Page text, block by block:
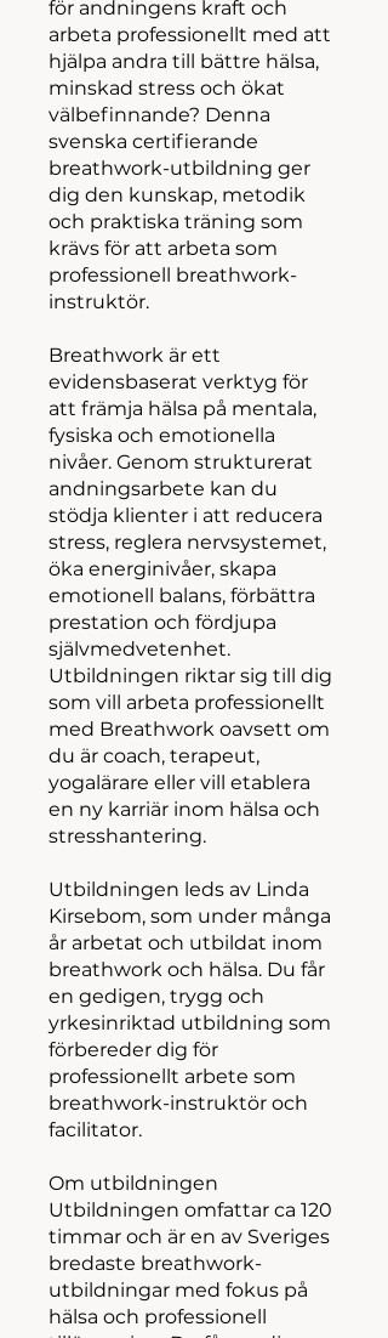
för andningens kraft och
arbeta professionellt med att
hjälpa andra till bättre hälsa,
minskad stress och ökat
välbefinnande? Denna
svenska certifierande
breathwork-utbildning ger
dig den kunskap, metodik
och praktiska träning som
krävs för att arbeta som
professionell breathwork-
instruktör.
Breathwork är ett
evidensbaserat verktyg för
att främja hälsa på mentala,
fysiska och emotionella
nivåer. Genom strukturerat
andningsarbete kan du
stödja klienter i att reducera
stress, reglera nervsystemet,
öka energinivåer, skapa
emotionell balans, förbättra
prestation och fördjupa
självmedvetenhet.
Utbildningen riktar sig till dig
som vill arbeta professionellt
med Breathwork oavsett om
du är coach, terapeut,
yogalärare eller vill etablera
en ny karriär inom hälsa och
stresshantering.
Utbildningen leds av Linda
Kirsebom, som under många
år arbetat och utbildat inom
breathwork och hälsa. Du får
en gedigen, trygg och
yrkesinriktad utbildning som
förbereder dig för
professionellt arbete som
breathwork-instruktör och
facilitator.
Om utbildningen
Utbildningen omfattar ca 120
timmar och är en av Sveriges
bredaste breathwork-
utbildningar med fokus på
hälsa och professionell